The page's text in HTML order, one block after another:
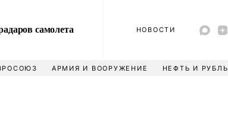
самолета
НОВОСТИ
АРМИЯ И ВООРУЖЕНИЕ НЕФТЬ И РУБЛЬ